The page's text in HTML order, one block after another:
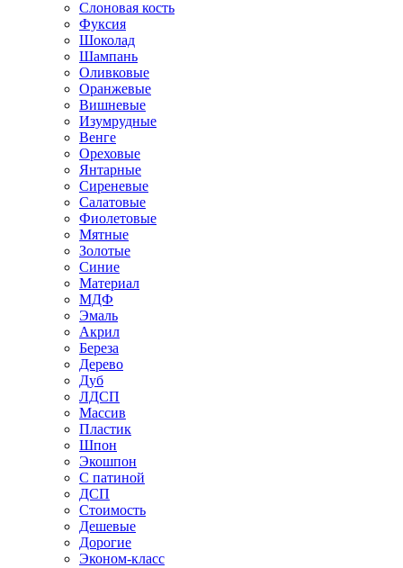
Слоновая кость
Фуксия
Шоколад
Шампань
Оливковые
Оранжевые
Вишневые
Изумрудные
Венге
Ореховые
Янтарные
Сиреневые
Салатовые
Фиолетовые
Мятные
Золотые
Синие
Материал
МДФ
Эмаль
Акрил
Береза
Дерево
Дуб
ЛДСП
Массив
Пластик
Шпон
Экошпон
С патиной
ДСП
Стоимость
Дешевые
Дорогие
Эконом-класс